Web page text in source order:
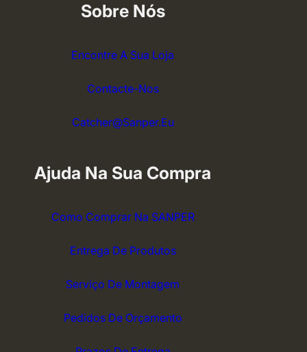
Sobre Nós
Encontre A Sua Loja
Contacte-Nos
Catcher@sanper.eu
Ajuda Na Sua Compra
Como Comprar Na SANPER
Entrega De Produtos
Serviço De Montagem
Pedidos De Orçamento